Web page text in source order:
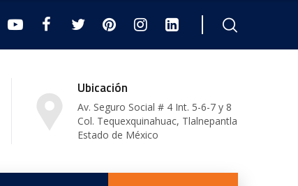
Ubicación
Av. Seguro Social # 4 Int. 5-6-7 y 8
Col. Tequexquinahuac, Tlalnepantla
Estado de México